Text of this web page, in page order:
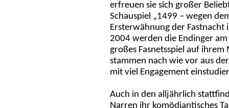
erfreuen sie sich großer
Schauspiel „1499 – wegen
Ersterwähnung der
2004 werden die Endinger
großes Fasnetsspiel auf
stammen nach wie vor aus
mit viel Engagement
Auch in den alljährlich
Narren ihr komödiantisches